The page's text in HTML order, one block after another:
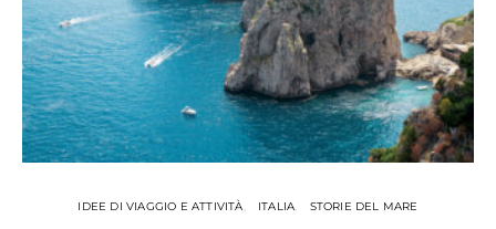
IDEE DI VIAGGIO E ATTIVITÀ ITALIA STORIE DEL MARE